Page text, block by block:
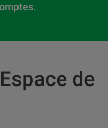
de